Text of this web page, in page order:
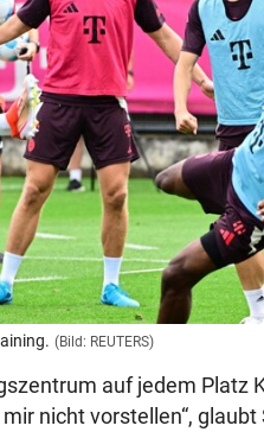
(Bild: REUTERS)
auf jedem Platz
nicht vorstellen“, glaubt